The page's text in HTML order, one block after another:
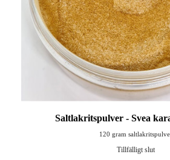
Saltlakritspulver - Svea
120 gram
Tillfälligt slut